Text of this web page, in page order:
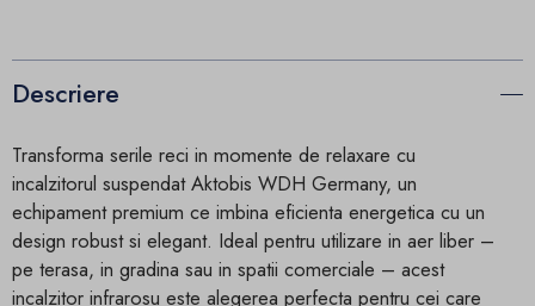
Descriere
Transforma serile reci in momente de relaxare cu
incalzitorul suspendat Aktobis WDH Germany, un
echipament premium ce imbina eficienta energetica cu un
design robust si elegant. Ideal pentru utilizare in aer liber –
pe terasa, in gradina sau in spatii comerciale – acest
incalzitor infrarosu este alegerea perfecta pentru cei care